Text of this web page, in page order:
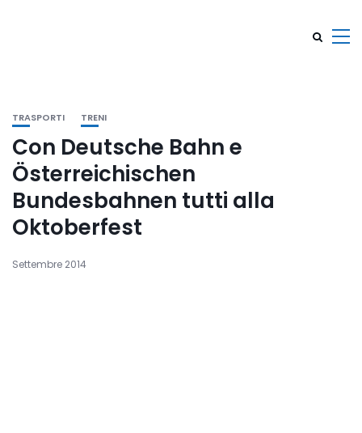
TRASPORTI TRENI
Con Deutsche Bahn e
Österreichischen
Bundesbahnen tutti alla
Oktoberfest
Settembre 2014